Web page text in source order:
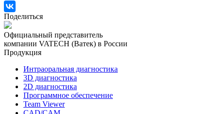
Поделиться
Официальный представитель
компании VATECH (Ватек) в России
Продукция
Интраоральная диагностика
3D диагностика
2D диагностика
Программное обеспечение
Team Viewer